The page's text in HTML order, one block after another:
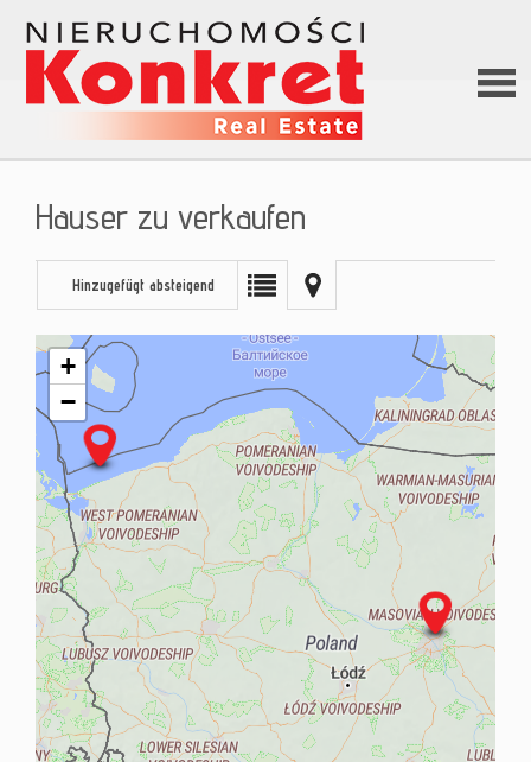
Home
uns
Hauser zu verkaufen
Hinzugefügt absteigend
+
−